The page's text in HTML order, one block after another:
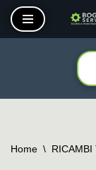
Vai
Home \ RICAMBI